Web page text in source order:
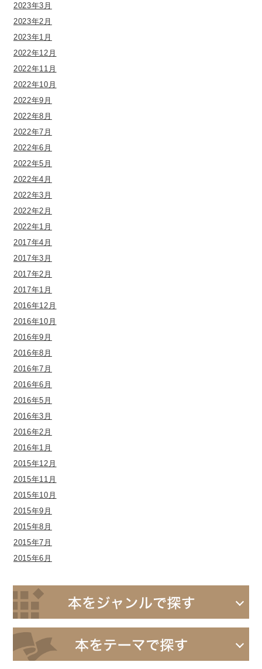
2023年3月
2023年2月
2023年1月
2022年12月
2022年11月
2022年10月
2022年9月
2022年8月
2022年7月
2022年6月
2022年5月
2022年4月
2022年3月
2022年2月
2022年1月
2017年4月
2017年3月
2017年2月
2017年1月
2016年12月
2016年10月
2016年9月
2016年8月
2016年7月
2016年6月
2016年5月
2016年3月
2016年2月
2016年1月
2015年12月
2015年11月
2015年10月
2015年9月
2015年8月
2015年7月
2015年6月